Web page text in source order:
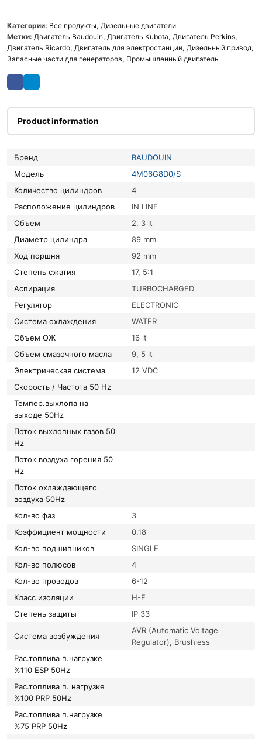
Категории: Все продукты, Дизельные двигатели
Метки: Двигатель Baudouin, Двигатель Kubota, Двигатель Perkins,
Двигатель Ricardo, Двигатель для электростанции, Дизельный привод,
Запасные части для генераторов, Промышленный двигатель
Product information
Бренд
BAUDOUIN
Модель
4M06G8D0/S
Количество цилиндров
4
Расположение цилиндров
IN LINE
Объем
2, 3 lt
Диаметр цилиндра
89 mm
Ход поршня
92 mm
Степень сжатия
17, 5:1
Аспирация
TURBOCHARGED
Регулятор
ELECTRONIC
Система охлаждения
WATER
Объем ОЖ
16 lt
Объем смазочного масла
9, 5 lt
Электрическая система
12 VDC
Скорость / Частота 50 Hz
Темпер.выхлопа на
выходе 50Hz
Поток выхлопных газов 50
Hz
Поток воздуха горения 50
Hz
Поток охлаждающего
воздуха 50Hz
Кол-во фаз
3
Коэффициент мощности
0.18
Кол-во подшипников
SINGLE
Кол-во полюсов
4
Кол-во проводов
6-12
Класс изоляции
H-F
Степень защиты
IP 33
Система возбуждения
AVR (Automatic Voltage
Regulator), Brushless
Рас.топлива п.нагрузке
%110 ESP 50Hz
Рас.топлива п. нагрузке
%100 PRP 50Hz
Рас.топлива п.нагрузке
%75 PRP 50Hz